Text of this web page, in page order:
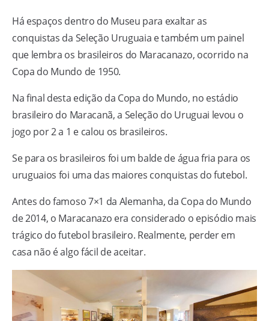
Há espaços dentro do Museu para exaltar as
conquistas da Seleção Uruguaia e também um painel
que lembra os brasileiros do Maracanazo, ocorrido na
Copa do Mundo de 1950.
Na final desta edição da Copa do Mundo, no estádio
brasileiro do Maracanã, a Seleção do Uruguai levou o
jogo por 2 a 1 e calou os brasileiros.
Se para os brasileiros foi um balde de água fria para os
uruguaios foi uma das maiores conquistas do futebol.
Antes do famoso 7×1 da Alemanha, da Copa do Mundo
de 2014, o Maracanazo era considerado o episódio mais
trágico do futebol brasileiro. Realmente, perder em
casa não é algo fácil de aceitar.